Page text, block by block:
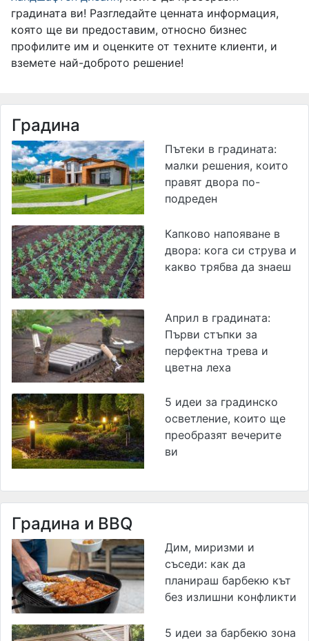
градината ви! Разгледайте ценната информация,
която ще ви предоставим, относно бизнес
профилите им и оценките от техните клиенти, и
вземете най-доброто решение!
Градина
Пътеки в градината:
малки решения, които
правят двора по-
подреден
Капково напояване в
двора: кога си струва и
какво трябва да знаеш
Април в градината:
Първи стъпки за
перфектна трева и
цветна леха
5 идеи за градинско
осветление, които ще
преобразят вечерите
ви
Градина и BBQ
Дим, миризми и
съседи: как да
планираш барбекю кът
без излишни конфликти
5 идеи за барбекю зона